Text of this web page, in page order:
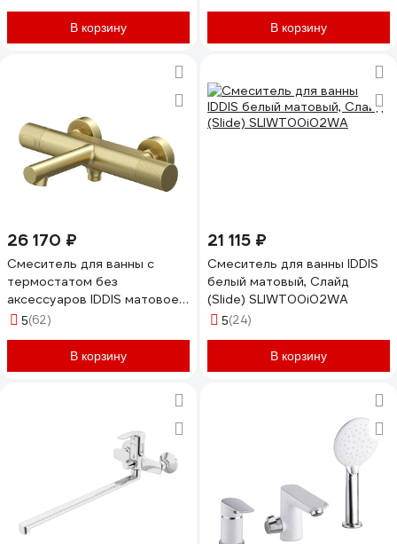
В корзину В корзину
26 170 ₽
Смеситель для ванны с
термостатом без
аксессуаров IDDIS матовое
золото, Дюна (Duna)
5(62)
В корзину
21 115 ₽
Смеситель для ванны IDDIS
белый матовый, Слайд
(Slide) SLIWT00i02WA
5(24)
В корзину